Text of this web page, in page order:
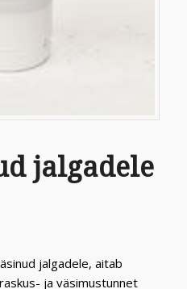
jalgadele
jalgadele, aitab
ja väsimustunnet